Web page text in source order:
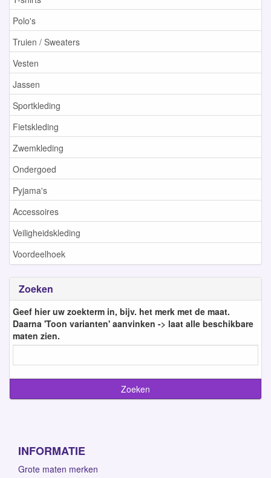
Polo's
Truien / Sweaters
Vesten
Jassen
Sportkleding
Fietskleding
Zwemkleding
Ondergoed
Pyjama's
Accessoires
Veiligheidskleding
Voordeelhoek
Zoeken
Geef hier uw zoekterm in, bijv. het merk met de maat.
Daarna 'Toon varianten' aanvinken -> laat alle beschikbare
maten zien.
INFORMATIE
Grote maten merken